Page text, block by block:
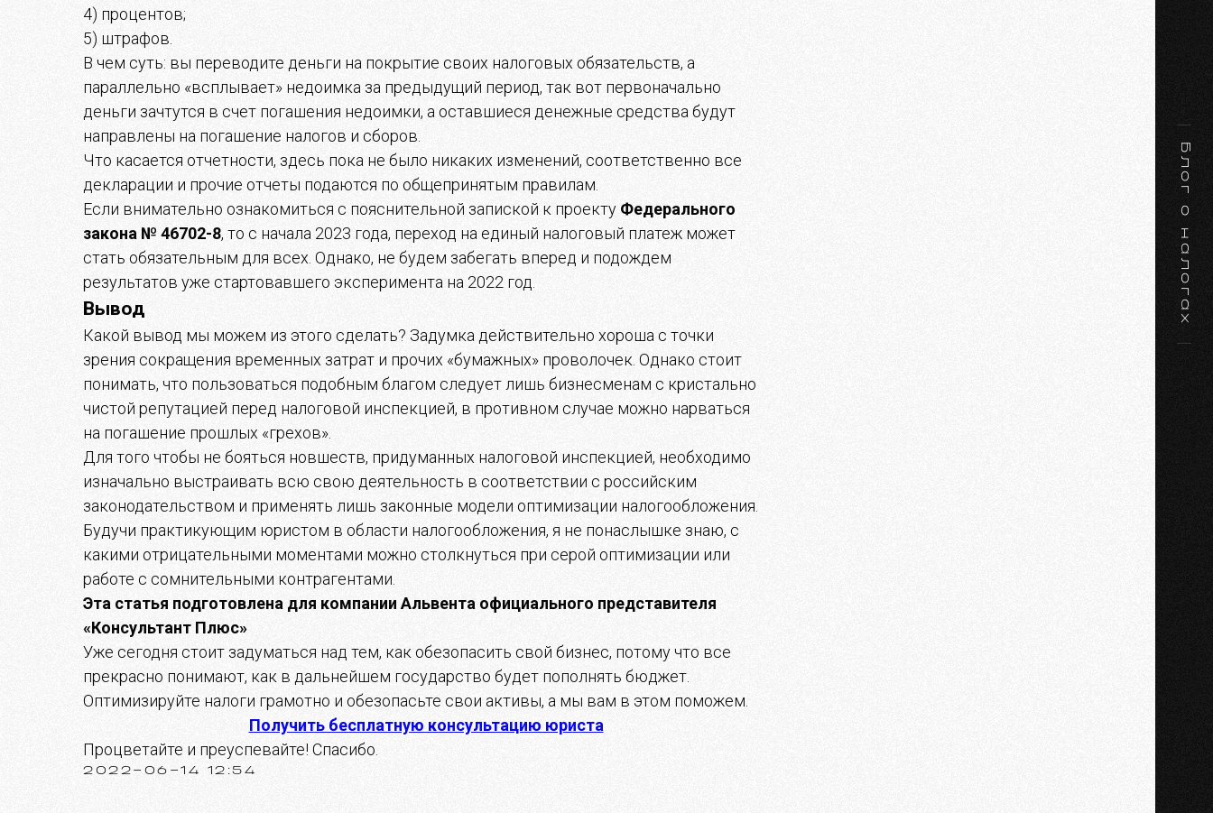
4) процентов;
5) штрафов.
В чем суть: вы переводите деньги на покрытие своих налоговых обязательств, а
параллельно «всплывает» недоимка за предыдущий период, так вот первоначально
деньги зачтутся в счет погашения недоимки, а оставшиеся денежные средства будут
направлены на погашение налогов и сборов.
Что касается отчетности, здесь пока не было никаких изменений, соответственно все
декларации и прочие отчеты подаются по общепринятым правилам.
Если внимательно ознакомиться с пояснительной запиской к проекту Федерального
закона № 46702-8, то с начала 2023 года, переход на единый налоговый платеж может
стать обязательным для всех. Однако, не будем забегать вперед и подождем
результатов уже стартовавшего эксперимента на 2022 год.
Вывод
Какой вывод мы можем из этого сделать? Задумка действительно хороша с точки
зрения сокращения временных затрат и прочих «бумажных» проволочек. Однако стоит
понимать, что пользоваться подобным благом следует лишь бизнесменам с кристально
чистой репутацией перед налоговой инспекцией, в противном случае можно нарваться
на погашение прошлых «грехов».
Для того чтобы не бояться новшеств, придуманных налоговой инспекцией, необходимо
изначально выстраивать всю свою деятельность в соответствии с российским
законодательством и применять лишь законные модели оптимизации налогообложения.
Будучи практикующим юристом в области налогообложения, я не понаслышке знаю, с
какими отрицательными моментами можно столкнуться при серой оптимизации или
работе с сомнительными контрагентами.
Эта статья подготовлена для компании Альвента официального представителя
«Консультант Плюс»
Уже сегодня стоит задуматься над тем, как обезопасить свой бизнес, потому что все
прекрасно понимают, как в дальнейшем государство будет пополнять бюджет.
Оптимизируйте налоги грамотно и обезопасьте свои активы, а мы вам в этом поможем.
Получить бесплатную консультацию юриста
Процветайте и преуспевайте! Спасибо.
2022-06-14 12:54
Блог о налогах